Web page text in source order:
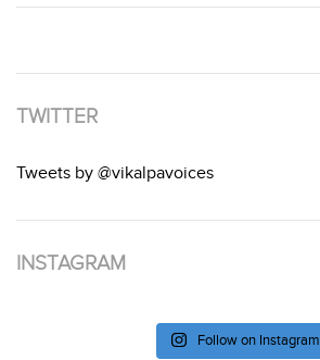
TWITTER
Tweets by @vikalpavoices
INSTAGRAM
Follow on Instagram